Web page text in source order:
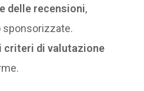
delle recensioni,
criteri di valutazione